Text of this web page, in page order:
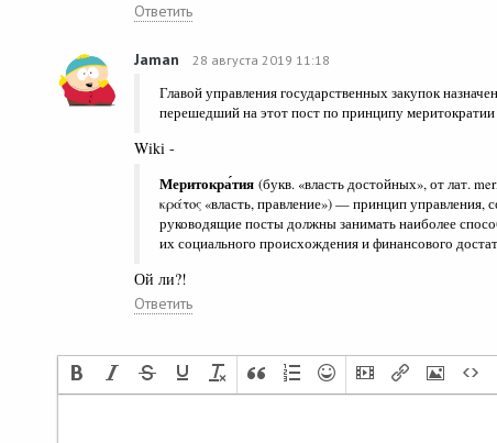
Ответить
Jamаn 28 августа 2019 11:18
Главой управления государственных закупок
перешедший на этот пост по принципу меритократии
Wiki -
Меритокра́тия (букв. «власть достойных», от лат.
κράτος «власть, правление») — принцип управления,
руководящие посты должны занимать наиболее
их социального происхождения и финансового
Ой ли?!
Ответить